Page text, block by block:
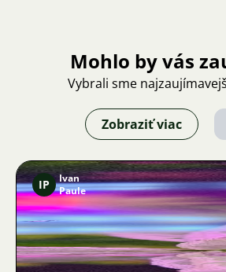
Mohlo by vás
Vybrali sme
Zobraziť viac
Obrázok
IP
Ivan
Paule